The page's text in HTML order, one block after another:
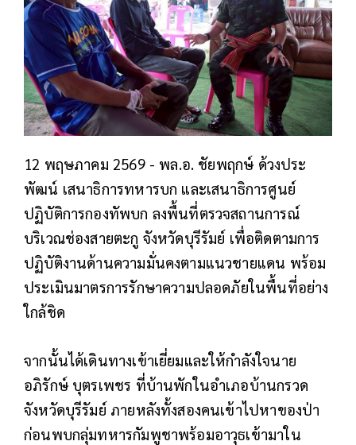
12 พฤษภาคม 2569 - พล.อ. ชัยพฤกษ์ ด้วงประ
พัฒน์ เสนาธิการทหารบก และเสนาธิการศูนย์
ปฏิบัติการกองทัพบก ลงพื้นที่ตรวจสถานการณ์
บริเวณช่องสายตะกู จังหวัดบุรีรัมย์ เพื่อติดตามการ
ปฏิบัติงานด้านความมั่นคงตามแนวชายแดน พร้อม
ประเมินมาตรการรักษาความปลอดภัยในพื้นที่อย่าง
ใกล้ชิด
จากนั้นได้เดินทางเข้าเยี่ยมและให้กำลังใจนาย
อภิรักษ์ บุตรเพชร ที่บ้านพักในอำเภอบ้านกรวด
จังหวัดบุรีรัมย์ ภายหลังทั้งสองคนเข้าไปหาของป่า
ก่อนพบกลุ่มทหารกัมพูชาพร้อมอาวุธเข้ามาใน